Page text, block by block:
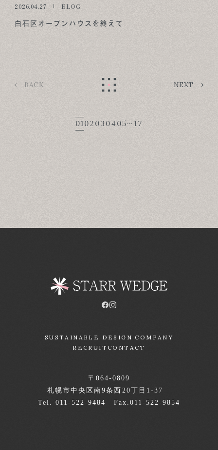
2026.04.27 BLOG
白石区オープンハウスを終えて
BACK
0102 03 04 05… 17
NEXT
SUSTAINABLE DESIGN COMPANY
RECRUIT CONTACT
〒064-0809
札幌市中央区南9条西20丁目1-37
Tel. 011-522-9484 Fax.011-522-9854